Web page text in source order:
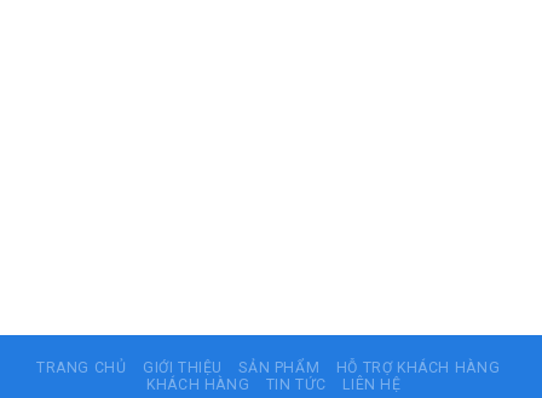
TRANG CHỦ GIỚI THIỆU SẢN PHẨM
HỖ TRỢ KHÁCH HÀNG
KHÁCH HÀNG
TIN TỨC LIÊN HỆ